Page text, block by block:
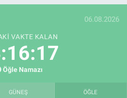
06.08.2026
VAKTE KALAN
Öğle Namazı
GÜNEŞ ÖĞLE